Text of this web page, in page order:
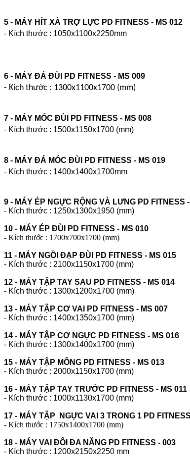
5 - MÁY HÍT XÀ TRỢ LỰC PD FITNESS - MS 012
- Kích thước : 1050x1100x2250mm
6 - MÁY ĐÁ ĐÙI PD FITNESS - MS 009
- Kích thước : 1300x1100x1700 (mm)
7 - MÁY MÓC ĐÙI PD FITNESS - MS 008
- Kích thước : 1500x1150x1700 (mm)
8 - MÁY ĐÁ MÓC ĐÙI PD FITNESS - MS 019
- Kích thước : 1400x1400x1700mm
9 - MÁY ÉP NGỰC RỘNG VÀ LƯNG PD FITNESS
- Kích thước : 1250x1300x1950 (mm)
10 - MÁY ÉP ĐÙI PD FITNESS - MS 010
- Kích thước : 1700x700x1700 (mm)
11 - MÁY NGỒI ĐẠP ĐÙI PD FITNESS - MS 015
- Kích thước : 2100x1150x1700 (mm)
12 - MÁY TẬP TAY SAU PD FITNESS - MS 014
- Kích thước : 1300x1200x1700 (mm)
13 - MÁY TẬP CƠ VAI PD FITNESS - MS 007
- Kích thước : 1400x1350x1700 (mm)
14 - MÁY TẬP CƠ NGỰC PD FITNESS - MS 016
- Kích thước : 1300x1400x1700 (mm)
15 - MÁY TẬP MÔNG PD FITNESS - MS 013
- Kích thước : 2000x1150x1700 (mm)
16 - MÁY TẬP TAY TRƯỚC PD FITNESS - MS 011
- Kích thước : 1000x1130x1700 (mm)
17 - MÁY TẬP NGỰC VAI 3 TRONG 1 PD
- Kích thước : 1750x1400x1700 (mm)
18 - MÁY VAI ĐÔI ĐA NĂNG PD FITNESS - 003
- Kích thước : 1200x2150x2250 mm